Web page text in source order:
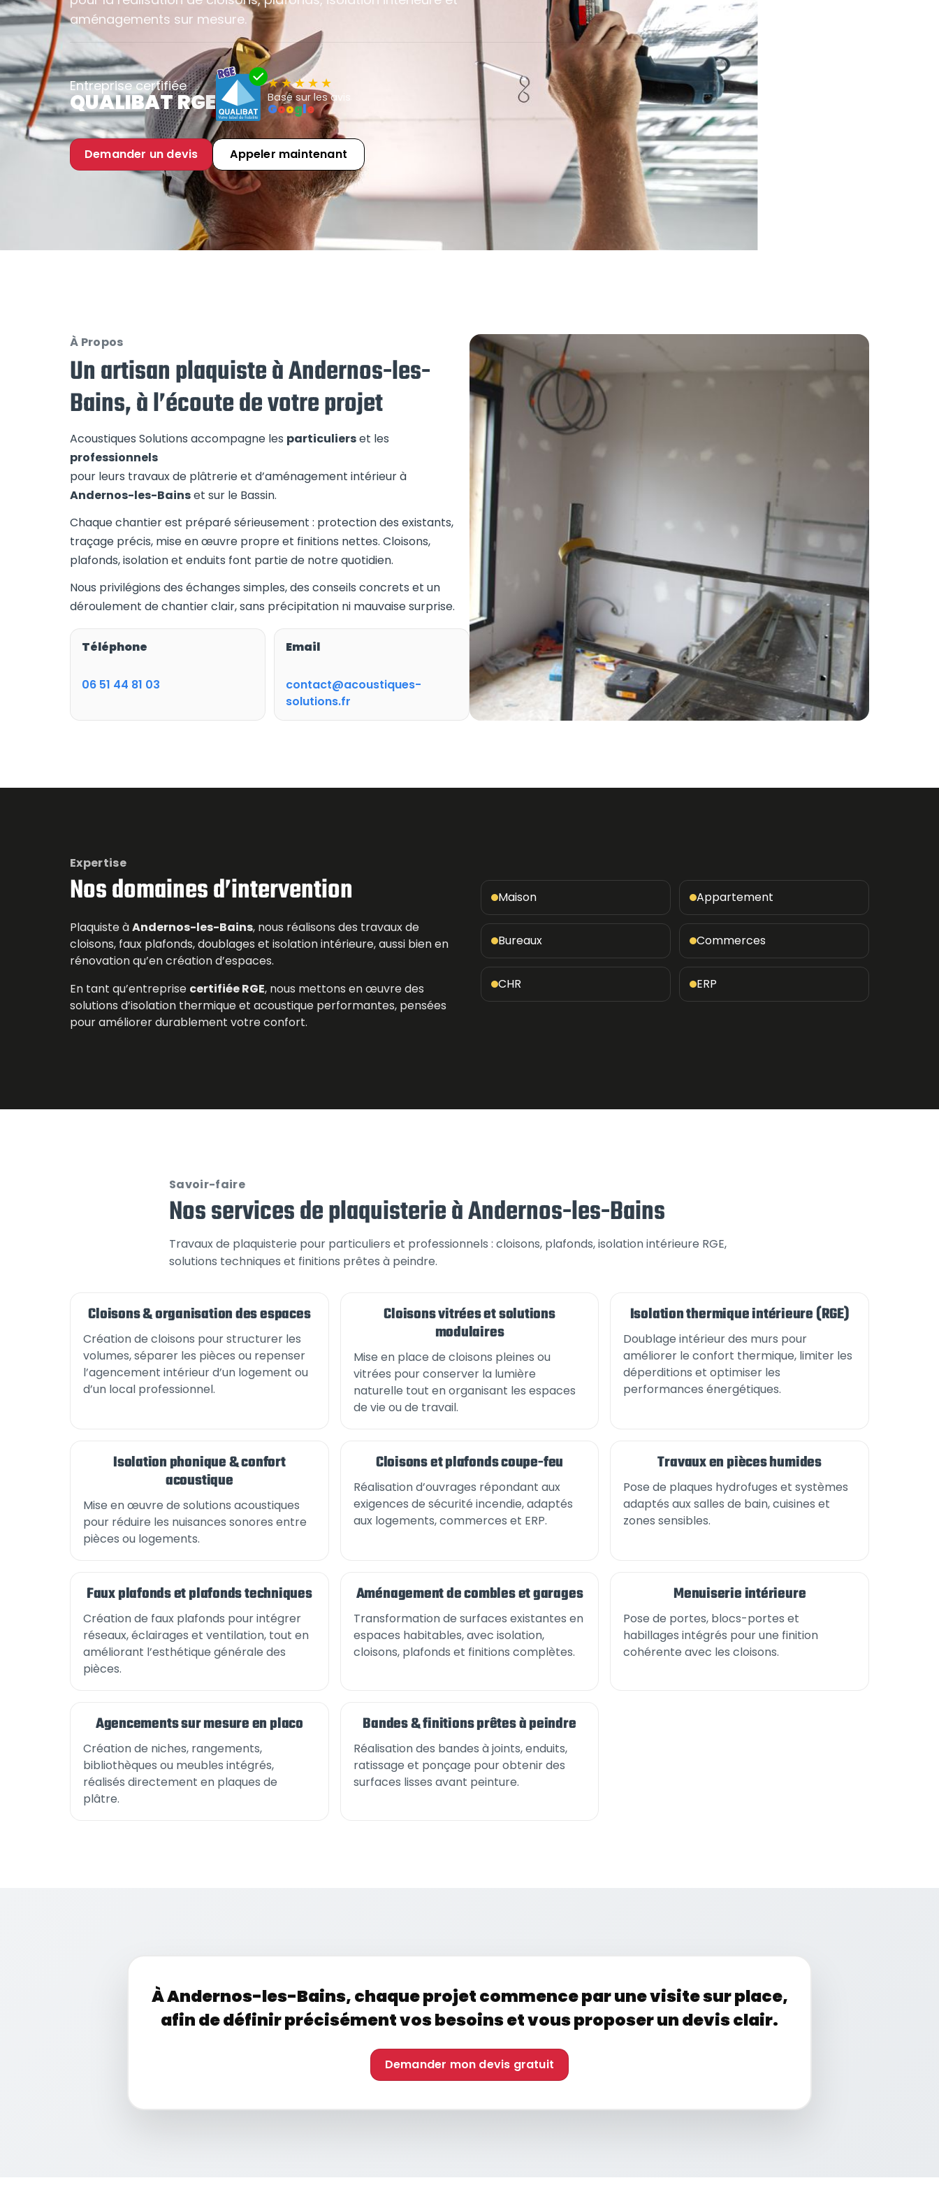
aménagements sur mesure.
Entreprise certifiée
QUALIBAT RGE Basé sur les avis
Google
Demander un devis Appeler maintenant
À Propos
Un artisan plaquiste à Andernos-les-
Bains, à l’écoute de votre projet
Acoustiques Solutions accompagne les particulierset les
professionnels
pour leurs travaux de plâtrerie et d’aménagement intérieur à
Andernos-les-Bainset sur le Bassin.
Chaque chantier est préparé sérieusement : protection des existants,
traçage précis, mise en œuvre propre et finitions nettes. Cloisons,
plafonds, isolation et enduits font partie de notre quotidien.
Nous privilégions des échanges simples, des conseils concrets et un
déroulement de chantier clair, sans précipitation ni mauvaise surprise.
Téléphone
06 51 44 81 03
Email
contact@acoustiques-
solutions.fr
Expertise
Nos domaines d’intervention
Plaquiste àAndernos-les-Bains, nous réalisons des travaux de
cloisons, faux plafonds, doublages et isolation intérieure, aussi bien en
rénovation qu’en création d’espaces.
En tant qu’entreprise certifiée RGE, nous mettons en œuvre des
solutions d’isolation thermique et acoustique performantes, pensées
pour améliorer durablement votre confort.
Maison Appartement
Bureaux Commerces
CHR ERP
Savoir-faire
Nos services de plaquisterie à Andernos-les-Bains
Travaux de plaquisterie pour particuliers et professionnels : cloisons, plafonds, isolation intérieure RGE,
solutions techniques et finitions prêtes à peindre.
Cloisons & organisation des espaces
Création de cloisons pour structurer les
volumes, séparer les pièces ou repenser
l’agencement intérieur d’un logement ou
d’un local professionnel.
Cloisons vitrées et solutions
modulaires
Mise en place de cloisons pleines ou
vitrées pour conserver la lumière
naturelle tout en organisant les espaces
de vie ou de travail.
Isolation thermique intérieure (RGE)
Doublage intérieur des murs pour
améliorer le confort thermique, limiter les
déperditions et optimiser les
performances énergétiques.
Isolation phonique & confort
acoustique
Mise en œuvre de solutions acoustiques
pour réduire les nuisances sonores entre
pièces ou logements.
Cloisons et plafonds coupe-feu
Réalisation d’ouvrages répondant aux
exigences de sécurité incendie, adaptés
aux logements, commerces et ERP.
Travaux en pièces humides
Pose de plaques hydrofuges et systèmes
adaptés aux salles de bain, cuisines et
zones sensibles.
Faux plafonds et plafonds techniques
Création de faux plafonds pour intégrer
réseaux, éclairages et ventilation, tout en
améliorant l’esthétique générale des
pièces.
Aménagement de combles et garages
Transformation de surfaces existantes en
espaces habitables, avec isolation,
cloisons, plafonds et finitions complètes.
Menuiserie intérieure
Pose de portes, blocs-portes et
habillages intégrés pour une finition
cohérente avec les cloisons.
Agencements sur mesure en placo
Création de niches, rangements,
bibliothèques ou meubles intégrés,
réalisés directement en plaques de
plâtre.
Bandes & finitions prêtes à peindre
Réalisation des bandes à joints, enduits,
ratissage et ponçage pour obtenir des
surfaces lisses avant peinture.
À Andernos-les-Bains, chaque projet commence par une visite sur place,
afin de définir précisément vos besoins et vous proposer un devis clair.
Demander mon devis gratuit